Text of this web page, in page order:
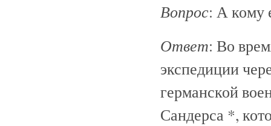
Вопрос: А кому
Ответ: Во
экспедиции
германской
Сандерса *,